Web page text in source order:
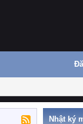
Nhật ký